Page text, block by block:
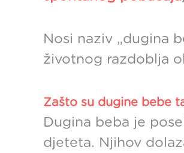
Nosi naziv „dugina
životnog razdoblja
Zašto su dugine bebe
Dugina beba je
djeteta. Njihov